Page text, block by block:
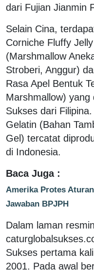
dari Fujian Jianmin
Selain Cina,
Corniche Fluffy
(Marshmallow
Stroberi, Anggur)
Rasa Apel Bentuk
Marshmallow) yang
Sukses dari
Gelatin (Bahan
Gel) tercatat
di Indonesia.
Baca Juga :
Amerika Protes
Jawaban BPJPH
Dalam laman
Sukses pertama
2001. Pada awal